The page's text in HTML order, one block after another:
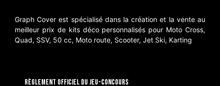
Graph Cover est spécialisé dans la création et la vente au
meilleur prix de kits déco personnalisés pour Moto Cross,
Quad, SSV, 50 cc, Moto route, Scooter, Jet Ski, Karting
RÈGLEMENT OFFICIEL DU JEU-CONCOURS